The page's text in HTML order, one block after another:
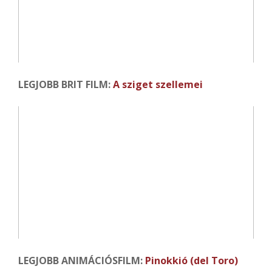
LEGJOBB BRIT FILM:A sziget szellemei
LEGJOBB ANIMÁCIÓSFILM: Pinokkió (del Toro)